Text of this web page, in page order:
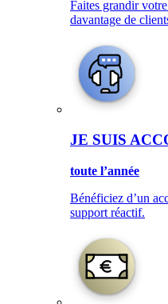
Faites grandir
davantage de
JE SUIS
toute l’année
Bénéficiez d’un
support réactif.